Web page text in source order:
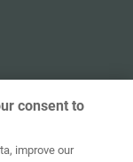
δεδομένων
consent to
improve our